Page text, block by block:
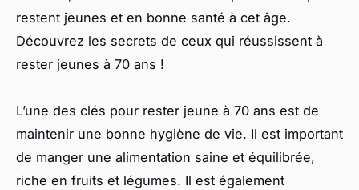
restent jeunes et en bonne santé à cet âge.
Découvrez les secrets de ceux qui réussissent à
rester jeunes à 70 ans !
L’une des clés pour rester jeune à 70 ans est de
maintenir une bonne hygiène de vie. Il est important
de manger une alimentation saine et équilibrée,
riche en fruits et légumes. Il est également